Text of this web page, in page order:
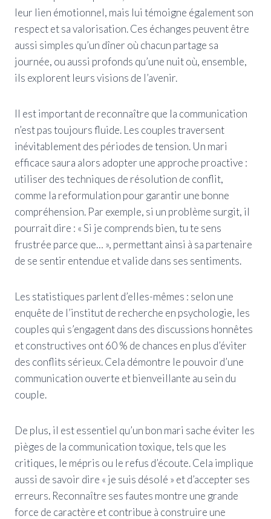
leur lien émotionnel, mais lui témoigne également son
respect et sa valorisation. Ces échanges peuvent être
aussi simples qu’un dîner où chacun partage sa
journée, ou aussi profonds qu’une nuit où, ensemble,
ils explorent leurs visions de l’avenir.
Il est important de reconnaître que la communication
n’est pas toujours fluide. Les couples traversent
inévitablement des périodes de tension. Un mari
efficace saura alors adopter une approche proactive :
utiliser des techniques de résolution de conflit,
comme la reformulation pour garantir une bonne
compréhension. Par exemple, si un problème surgit, il
pourrait dire : « Si je comprends bien, tu te sens
frustrée parce que… », permettant ainsi à sa partenaire
de se sentir entendue et valide dans ses sentiments.
Les statistiques parlent d’elles-mêmes : selon une
enquête de l’institut de recherche en psychologie, les
couples qui s’engagent dans des discussions honnêtes
et constructives ont 60 % de chances en plus d’éviter
des conflits sérieux. Cela démontre le pouvoir d’une
communication ouverte et bienveillante au sein du
couple.
De plus, il est essentiel qu’un bon mari sache éviter les
pièges de la communication toxique, tels que les
critiques, le mépris ou le refus d’écoute. Cela implique
aussi de savoir dire « je suis désolé » et d’accepter ses
erreurs. Reconnaître ses fautes montre une grande
force de caractère et contribue à construire une